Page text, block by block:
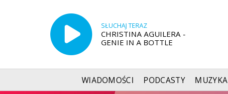
SŁUCHAJ TERAZ
CHRISTINA AGUILERA -
GENIE IN A BOTTLE
WIADOMOŚCI PODCASTY MUZYKA